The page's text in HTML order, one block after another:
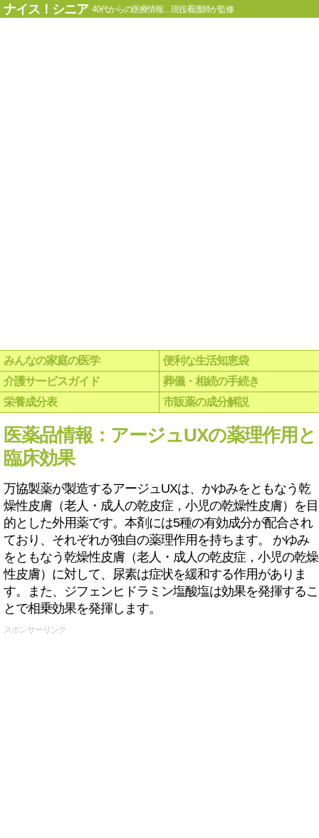
ナイス！シニア 40代からの医療情報…現役看護師が監修
みんなの家庭の医学
便利な生活知恵袋
介護サービスガイド
葬儀・相続の手続き
栄養成分表
市販薬の成分解説
医薬品情報：アージュUXの薬理作用と
臨床効果
万協製薬が製造するアージュUXは、かゆみをともなう乾
燥性皮膚（老人・成人の乾皮症，小児の乾燥性皮膚）を目
的とした外用薬です。本剤には5種の有効成分が配合され
ており、それぞれが独自の薬理作用を持ちます。 かゆみ
をともなう乾燥性皮膚（老人・成人の乾皮症，小児の乾燥
性皮膚）に対して、尿素は症状を緩和する作用がありま
す。また、ジフェンヒドラミン塩酸塩は効果を発揮するこ
とで相乗効果を発揮します。
スポンサーリンク